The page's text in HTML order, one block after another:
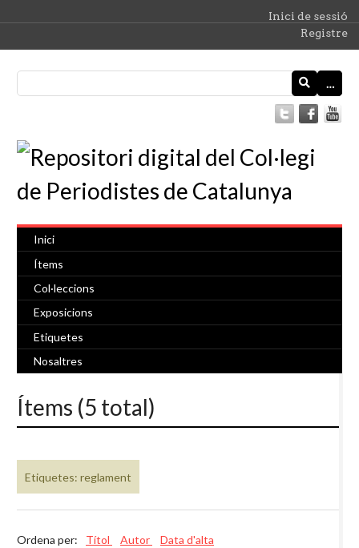
Inici de sessió
Registre
…
Inici
Ítems
Col·leccions
Exposicions
Etiquetes
Nosaltres
Ítems (5 total)
Etiquetes: reglament
Ordena per: Títol Autor Data d'alta